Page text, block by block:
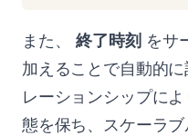
また、終了時刻 をサ
加えることで自動的
レーションシップに
態を保ち、スケーラブ